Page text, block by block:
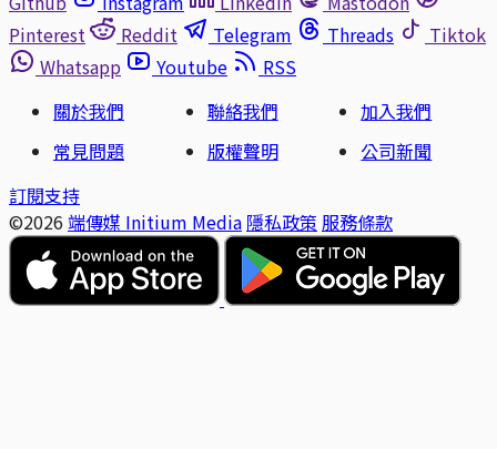
Pinterest
Reddit Telegram Threads
Tiktok
Whatsapp
Youtube
RSS
關於我們
聯絡我們
加入我們
常見問題
版權聲明
公司新聞
訂閱支持
©2026 端傳媒 Initium Media 隱私政策 服務條款